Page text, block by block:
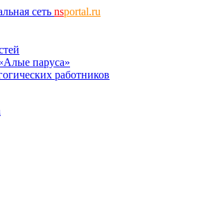
сеть nsportal.ru
паруса»
работников